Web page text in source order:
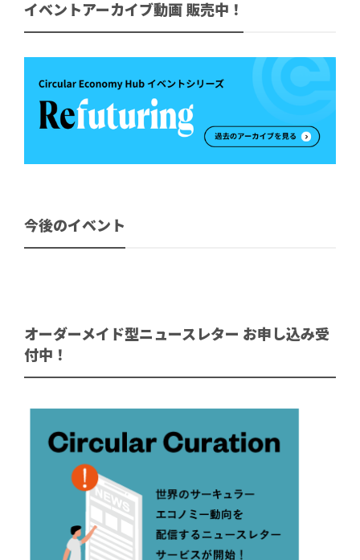
イベントアーカイブ動画 販売中！
今後のイベント
オーダーメイド型ニュースレター お申し込み受
付中！